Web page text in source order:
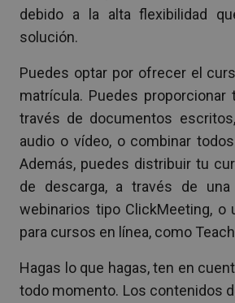
debido a la alta flexibilidad
solución.
Puedes optar por ofrecer el
matrícula. Puedes
través de documentos
audio o vídeo, o combinar
Además, puedes distribuir tu
de descarga, a través de una
webinarios tipo ClickMeeting, o
para cursos en línea, como
Hagas lo que hagas, ten en
todo momento. Los contenidos